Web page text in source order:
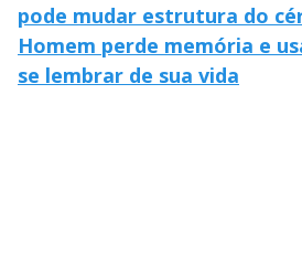
pode mudar estrutura do
Homem perde memória e
se lembrar de sua vida